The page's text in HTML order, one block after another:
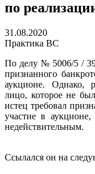
по
31.08.2020
Практика ВС
По делу № 5006/5 /
признанного
аукционе. Однако,
лицо, которое не
истец требовал
участие в аукционе,
недействительным.
Ссылался он на